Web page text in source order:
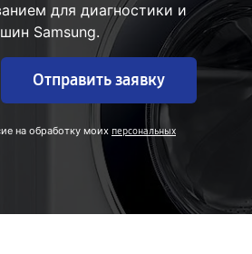
для диагностики и
Samsung.
Отправить заявку
на обработку моих персональных